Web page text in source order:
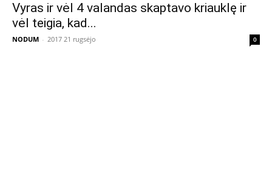
Vyras ir vėl 4 valandas skaptavo kriauklę ir
vėl teigia, kad...
NODUM - 2017 21 rugsėjo 0